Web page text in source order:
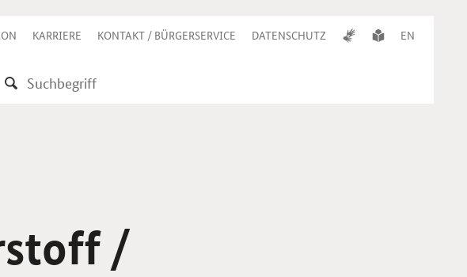
KARRIERE KONTAKT / BÜRGERSERVICE DATENSCHUTZ EN
/